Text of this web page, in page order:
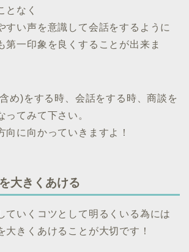
となく
すい声を意識して会話をするように
第一印象を良くすることが出来ま
め)をする時、会話をする時、商談を
ってみて下さい。
向に向かっていきますよ！
大きくあける
ていくコツとして明るくいる為には
大きくあけることが大切です！